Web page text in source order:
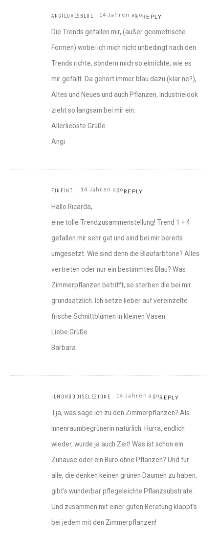
ANGILOVESBLUE 14 Jahren agoREPLY
Die Trends gefallen mir, (außer geometrische
Formen) wobei ich mich nicht unbedingt nach den
Trends richte, sondern mich so einrichte, wie es
mir gefällt. Da gehört immer blau dazu (klar ne?),
Altes und Neues und auch Pflanzen, Industrielook
zieht so langsam bei mir ein.
Allerliebste Grüße
Angi
FINFINT. 14 Jahren agoREPLY
Hallo Ricarda,
eine tolle Trendzusammenstellung! Trend 1 + 4
gefallen mir sehr gut und sind bei mir bereits
umgesetzt. Wie sind denn die Blaufarbtöne? Alles
vertreten oder nur ein bestimmtes Blau? Was
Zimmerpflanzen betrifft, so sterben die bei mir
grundsätzlich. Ich setze lieber auf vereinzelte
frische Schnittblumen in kleinen Vasen.
Liebe Grüße
Barbara
ILMONDODISELEZIONE 14 Jahren agoREPLY
Tja, was sage ich zu den Zimmerpflanzen? Als
Innenraumbegrünerin natürlich: Hurra, endlich
wieder, wurde ja auch Zeit! Was ist schon ein
Zuhause oder ein Büro ohne Pflanzen? Und für
alle, die denken keinen grünen Daumen zu haben,
gibt’s wunderbar pflegeleichte Pflanzsubstrate.
Und zusammen mit einer guten Beratung klappt’s
bei jedem mit den Zimmerpflanzen!